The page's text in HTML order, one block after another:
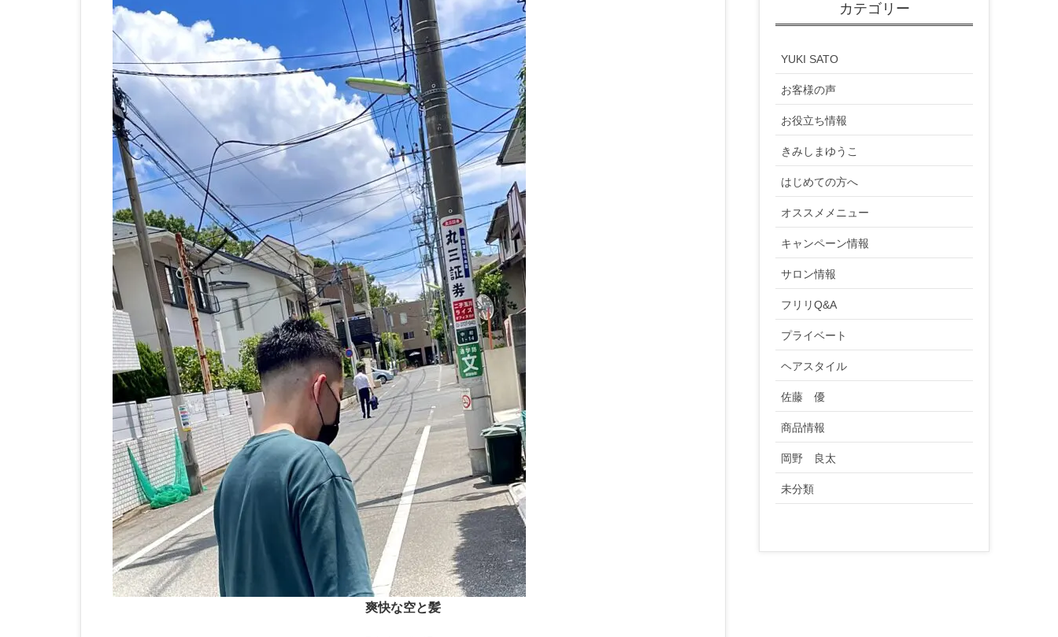
爽快な空と髪
カテゴリー
YUKI SATO
お客様の声
お役立ち情報
きみしまゆうこ
はじめての方へ
オススメメニュー
キャンペーン情報
サロン情報
フリリQ&A
プライベート
ヘアスタイル
佐藤 優
商品情報
岡野 良太
未分類